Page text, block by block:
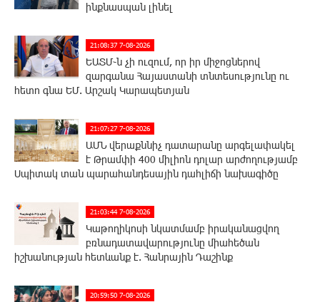
ինքնասպան լինել
21:08:37 7-08-2026
ԵԱՏՄ֊ն չի ուզում, որ իր միջոցներով
զարգանա Հայաստանի տնտեսությունը ու
հետո գնա ԵՄ. Արշակ Կարապետյան
21:07:27 7-08-2026
ԱՄՆ վերաքննիչ դատարանը արգելափակել
է Թրամփի 400 միլիոն դոլար արժողությամբ
Սպիտակ տան պարահանդեսային դահլիճի նախագիծը
21:03:44 7-08-2026
Կաթողիկոսի նկատմամբ իրականացվող
բռնադատավարությունը միահեծան
իշխանության հետևանք է. Հանրային Դաշինք
20:59:50 7-08-2026